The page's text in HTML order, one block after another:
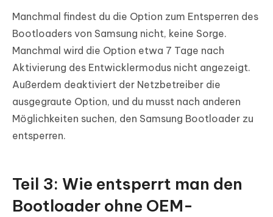
Manchmal findest du die Option zum Entsperren des
Bootloaders von Samsung nicht, keine Sorge.
Manchmal wird die Option etwa 7 Tage nach
Aktivierung des Entwicklermodus nicht angezeigt.
Außerdem deaktiviert der Netzbetreiber die
ausgegraute Option, und du musst nach anderen
Möglichkeiten suchen, den Samsung Bootloader zu
entsperren.
Teil 3: Wie entsperrt man den
Bootloader ohne OEM-